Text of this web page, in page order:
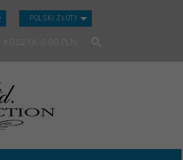
CURRENCY_H
POLSKI ZŁOTY
KOSZYK